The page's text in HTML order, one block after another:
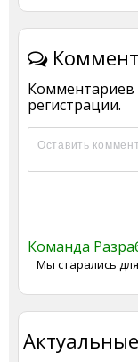
Комментариев
регистрации.
Команда
Мы старались